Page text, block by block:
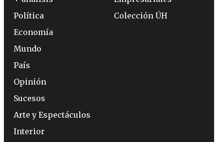
Política
Economía
Mundo
País
Opinión
Sucesos
Arte y Espectáculos
Interior
Colección ÚH